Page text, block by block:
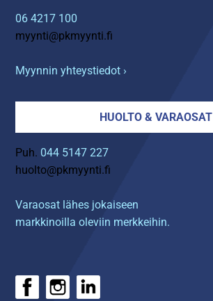
06 4217 100
myynti@pkmyynti.fi
Myynnin yhteystiedot ›
HUOLTO & VARAOSAT
Puh. 044 5147 227
huolto@pkmyynti.fi
Varaosat lähes jokaiseen
markkinoilla oleviin merkkeihin.